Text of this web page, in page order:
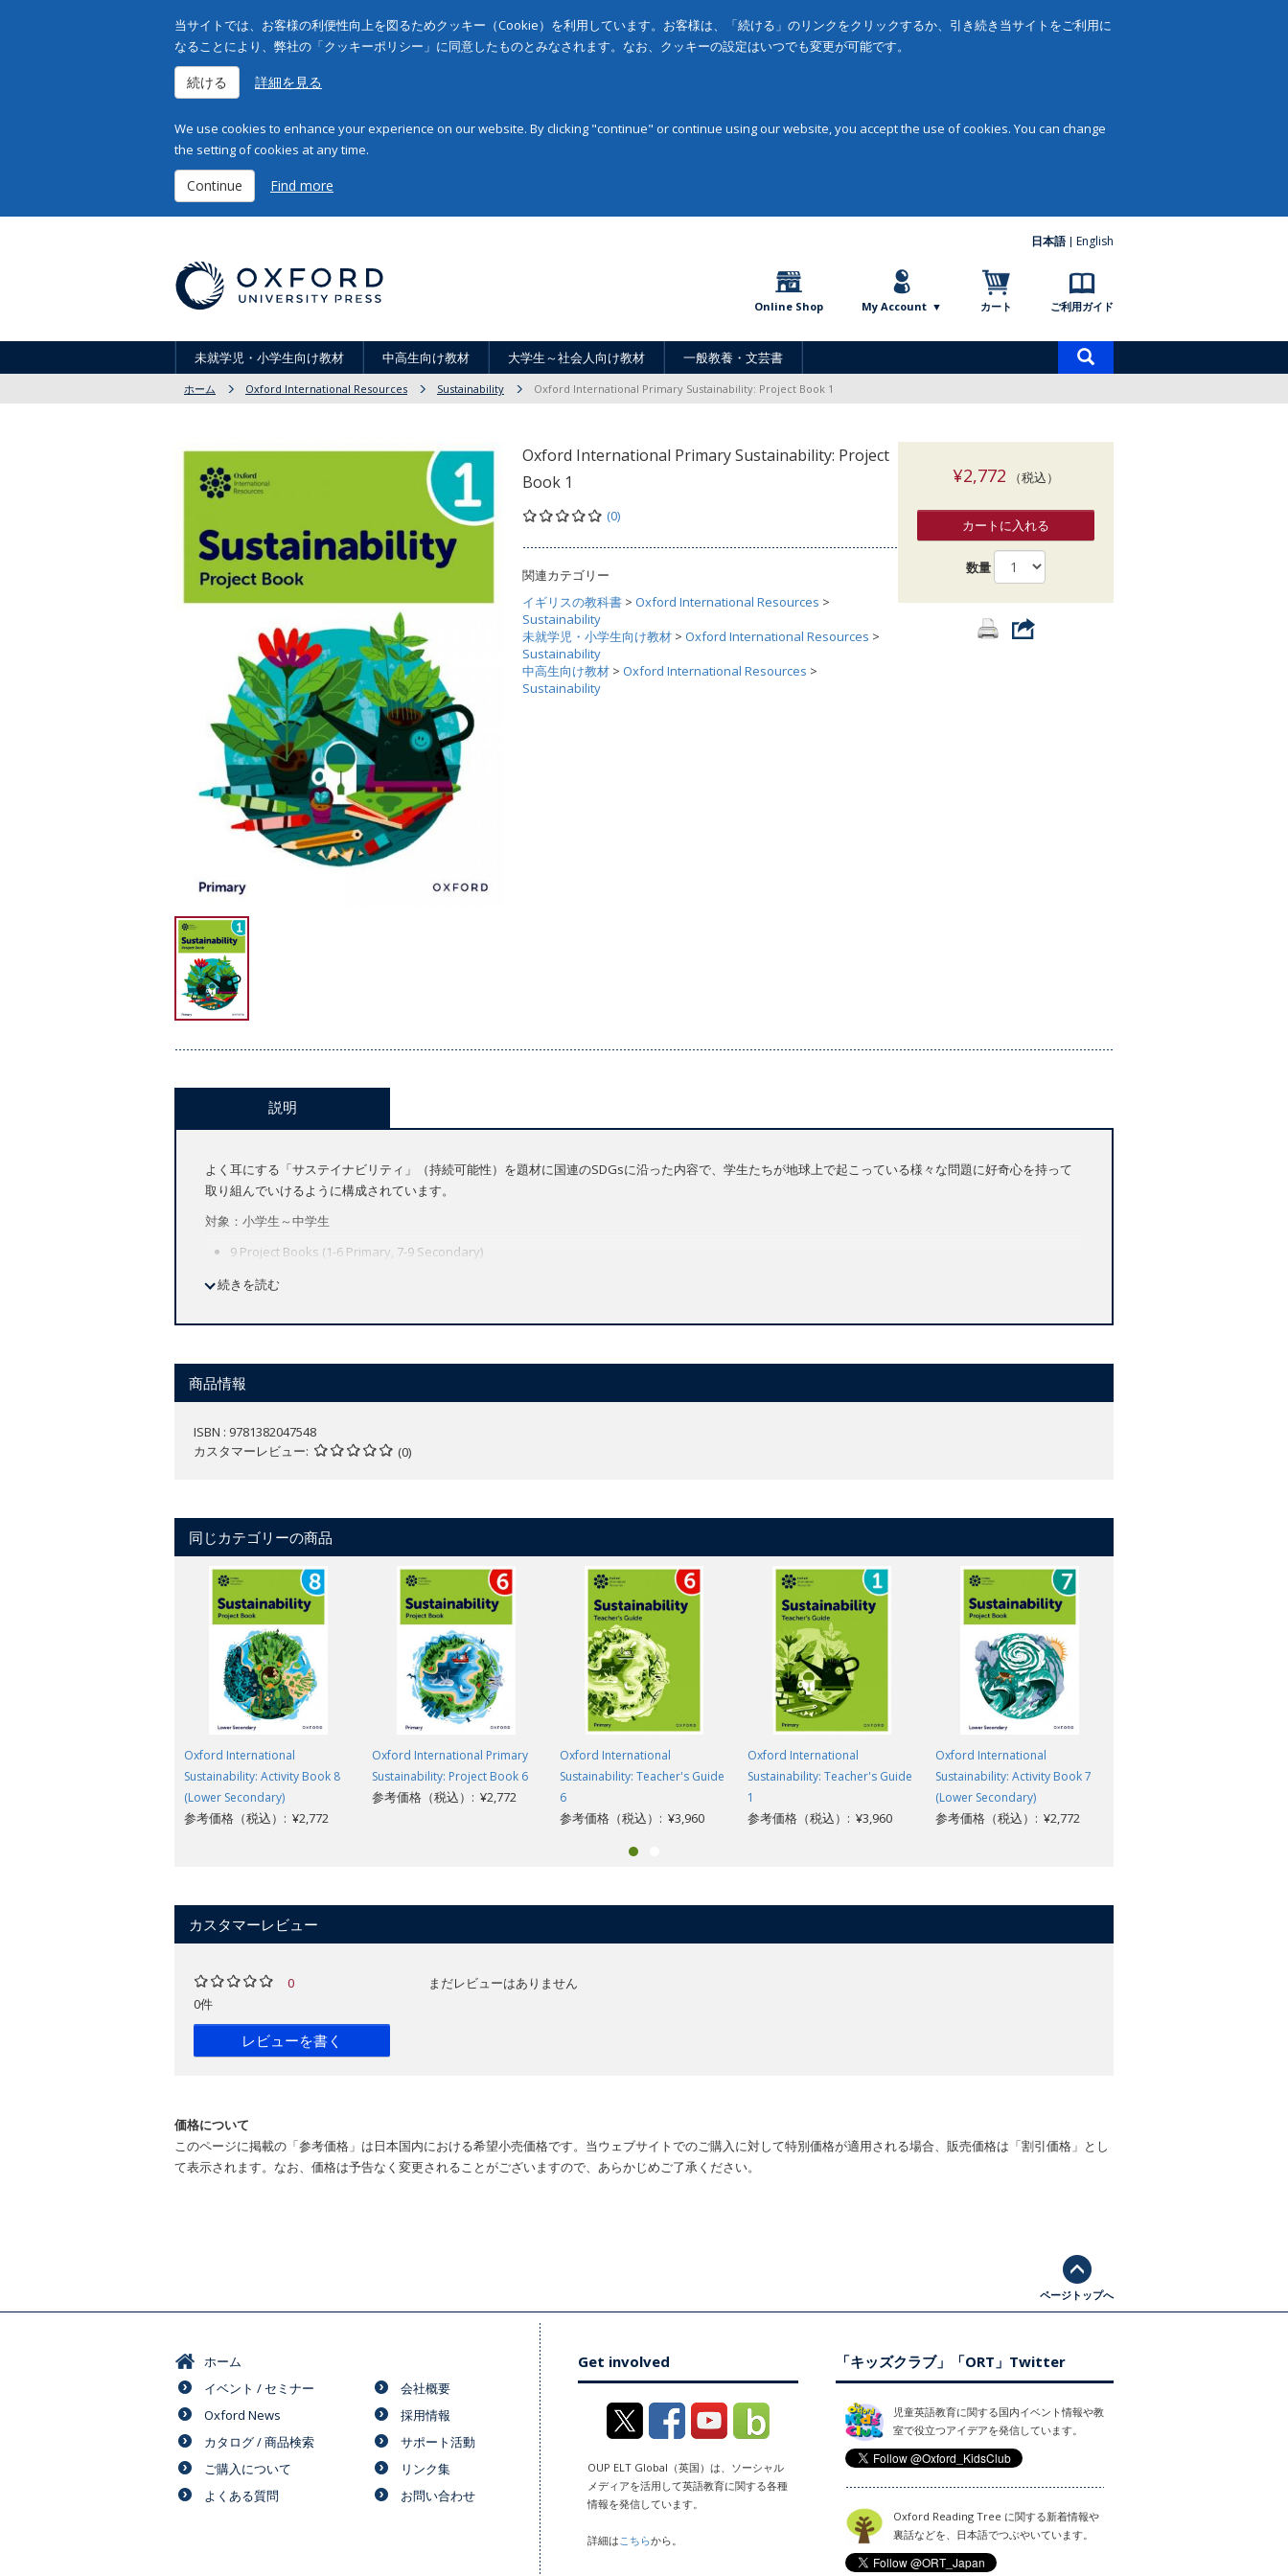
当サイトでは、お客様の利便性向上を図るためクッキー（Cookie）を利用しています。お客様は、「続ける」のリンクをクリックするか、引き続き当サイトをご利用に
なることにより、弊社の「クッキーポリシー」に同意したものとみなされます。なお、クッキーの設定はいつでも変更が可能です。
続ける 詳細を見る
We use cookies to enhance your experience on our website. By clicking "continue" or continue using our website, you accept the use of cookies. You can change
the setting of cookies at any time.
Continue Find more
日本語 English
Online Shop My Account カート ご利用ガイド
未就学児・小学生向け教材 中高生向け教材 大学生～社会人向け教材 一般教養・文芸書
索
ホーム Oxford International Resources Sustainability Oxford International Primary Sustainability: Project Book 1
Oxford International Primary Sustainability: Project
Book 1
(0)
関連カテゴリー
イギリスの教科書 > Oxford International Resources >
Sustainability
未就学児・小学生向け教材 > Oxford International Resources >
Sustainability
中高生向け教材 > Oxford International Resources >
Sustainability
¥2,772 （税込）
カートに入れる
数量
説明
よく耳にする「サステイナビリティ」（持続可能性）を題材に国連のSDGsに沿った内容で、学生たちが地球上で起こっている様々な問題に好奇心を持って
取り組んでいけるように構成されています。
対象：小学生～中学生
9 Project Books (1-6 Primary, 7-9 Secondary)
続きを読む
商品情報
ISBN : 9781382047548
カスタマーレビュー
(0)
同じカテゴリーの商品
Oxford International
Sustainability: Activity Book 8
(Lower Secondary)
参考価格（税込）: ¥2,772
Oxford International Primary
Sustainability: Project Book 6
参考価格（税込）: ¥2,772
Oxford International
Sustainability: Teacher's Guide
6
参考価格（税込）: ¥3,960
Oxford International
Sustainability: Teacher's Guide
1
参考価格（税込）: ¥3,960
Oxford International
Sustainability: Activity Book 7
(Lower Secondary)
参考価格（税込）: ¥2,772
カスタマーレビュー
0
0件
レビューを書く
まだレビューはありません
価格について
このページに掲載の「参考価格」は日本国内における希望小売価格です。当ウェブサイトでのご購入に対して特別価格が適用される場合、販売価格は「割引価格」とし
て表示されます。なお、価格は予告なく変更されることがございますので、あらかじめご了承ください。
ページトップへ
ホーム
イベント / セミナー
Oxford News
カタログ / 商品検索
ご購入について
よくある質問
会社概要
採用情報
サポート活動
リンク集
お問い合わせ
Get involved
OUP ELT Global（英国）は、ソーシャル
メディアを活用して英語教育に関する各種
情報を発信しています。
詳細はこちらから。
「キッズクラブ」「ORT」Twitter
児童英語教育に関する国内イベント情報や教
室で役立つアイデアを発信しています。
Oxford Reading Tree に関する新着情報や
裏話などを、日本語でつぶやいています。